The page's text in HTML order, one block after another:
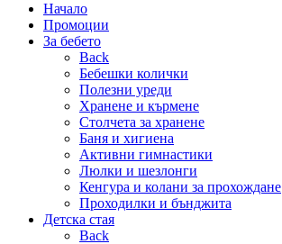
Начало
Промоции
За бебето
Back
Бебешки колички
Полезни уреди
Хранене и кърмене
Столчета за хранене
Баня и хигиена
Активни гимнастики
Люлки и шезлонги
Кенгура и колани за прохождане
Проходилки и бънджита
Детска стая
Back